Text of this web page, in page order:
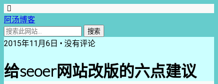
阿汤博客
2015年11月6日 • 没有评论
给seoer网站改版的六点建议